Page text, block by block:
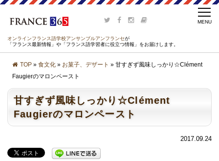
オンラインフランス語学校アンサンブルアンフランセが
「フランス最新情報」や「フランス語学習者に役立つ情報」をお届けします。
TOP » 食文化 » お菓子、デザート » 甘すぎず風味しっかり☆Clément
Faugierのマロンペースト
甘すぎず風味しっかり☆Clément
Faugierのマロンペースト
2017.09.24